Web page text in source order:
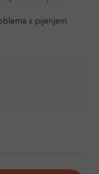
s pijenjem